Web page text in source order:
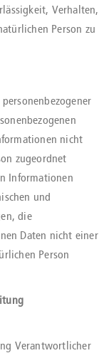
Verhalten,
Person zu
nicht
zugeordnet
Informationen
und
die
Daten nicht einer
Person
Verantwortlicher